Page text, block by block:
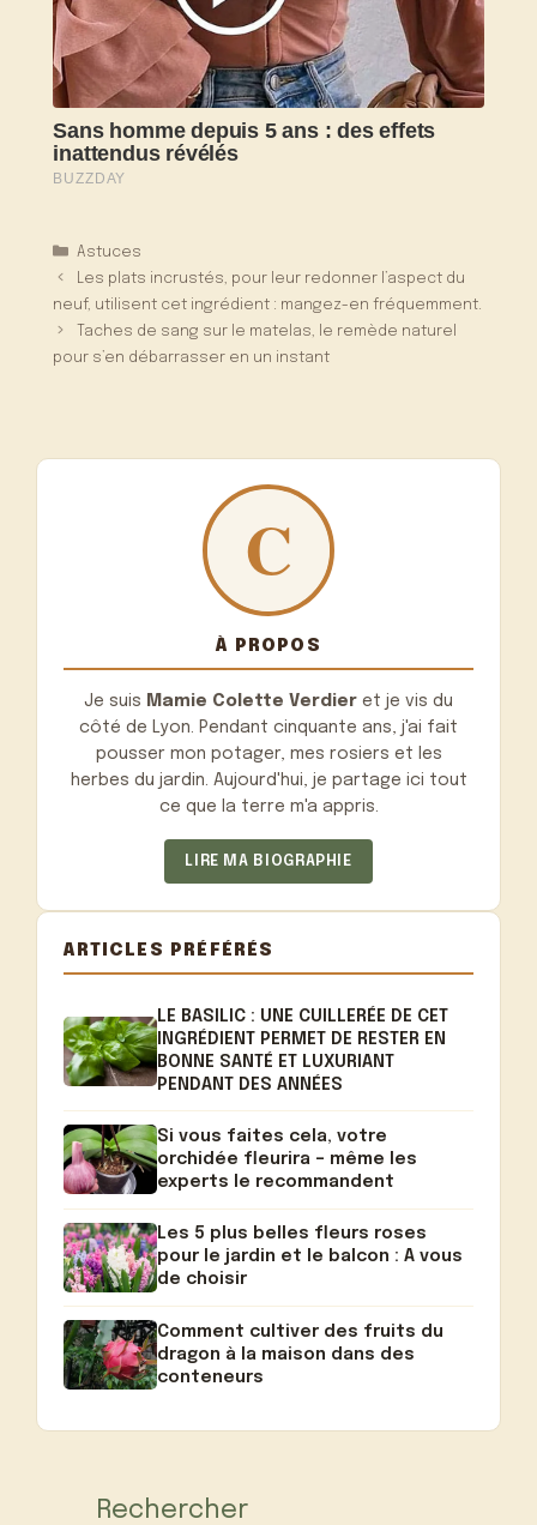
Catégories
Astuces
Les plats incrustés, pour leur redonner l’aspect du
neuf, utilisent cet ingrédient : mangez-en fréquemment.
Taches de sang sur le matelas, le remède naturel
pour s’en débarrasser en un instant
À PROPOS
Je suis Mamie Colette Verdier et je vis du
côté de Lyon. Pendant cinquante ans, j'ai fait
pousser mon potager, mes rosiers et les
herbes du jardin. Aujourd'hui, je partage ici tout
ce que la terre m'a appris.
LIRE MA BIOGRAPHIE
ARTICLES PRÉFÉRÉS
LE BASILIC : UNE CUILLERÉE DE CET
INGRÉDIENT PERMET DE RESTER EN
BONNE SANTÉ ET LUXURIANT
PENDANT DES ANNÉES
Si vous faites cela, votre
orchidée fleurira – même les
experts le recommandent
Les 5 plus belles fleurs roses
pour le jardin et le balcon : A vous
de choisir
Comment cultiver des fruits du
dragon à la maison dans des
conteneurs
Rechercher